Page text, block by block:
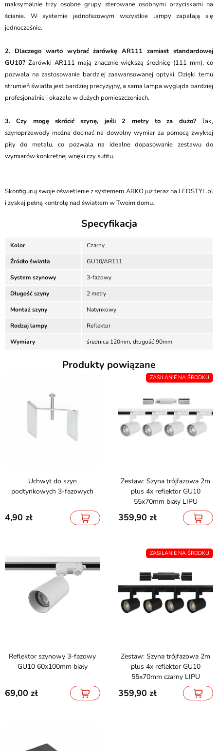
maksymalnie trzy osobne grupy sterowane osobnymi przyciskami na
ścianie. W systemie jednofazowym wszystkie lampy zapalają się
jednocześnie.
2. Dlaczego warto wybrać żarówkę AR111 zamiast standardowej
GU10? Żarówki AR111 mają znacznie większą średnicę (111 mm), co
pozwala na zastosowanie bardziej zaawansowanej optyki. Dzięki temu
strumień światła jest bardziej precyzyjny, a sama lampa wygląda bardziej
profesjonalnie i okazale w dużych pomieszczeniach.
3. Czy mogę skrócić szynę, jeśli 2 metry to za dużo?Tak,
szynoprzewody można docinać na dowolny wymiar za pomocą zwykłej
piły do metalu, co pozwala na idealne dopasowanie zestawu do
wymiarów konkretnej wnęki czy sufitu.
Skonfiguruj swoje oświetlenie z systemem ARKO już teraz na LEDSTYL.pl
i zyskaj pełną kontrolę nad światłem w Twoim domu.
Specyfikacja
Kolor Czarny
Źródło światła GU10/AR111
System szynowy 3-fazowy
Długość szyny 2 metry
Montaż szyny Natynkowy
Rodzaj lampy Reflektor
Wymiary średnica 120mm, długość 90mm
Produkty powiązane
Uchwyt do szyn
podtynkowych 3-fazowych
4,90
ZASILANIE NA ŚRODKU
Zestaw: Szyna trójfazowa 2m
plus 4x reflektor GU10
55x70mm biały LIPU
359,90
Reflektor szynowy 3-fazowy
GU10 60x100mm biały
69,00
ZASILANIE NA ŚRODKU
Zestaw: Szyna trójfazowa 2m
plus 4x reflektor GU10
55x70mm czarny LIPU
359,90